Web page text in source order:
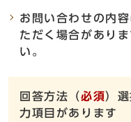
お問い合わせの内
ただく場合があり
い。
回答方法 （必須）
力項目があります